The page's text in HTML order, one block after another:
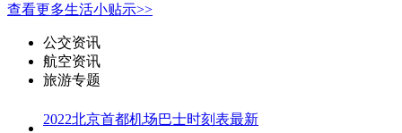
查看更多生活小贴示>>
公交资讯
航空资讯
旅游专题
2022北京首都机场巴士时刻表最新